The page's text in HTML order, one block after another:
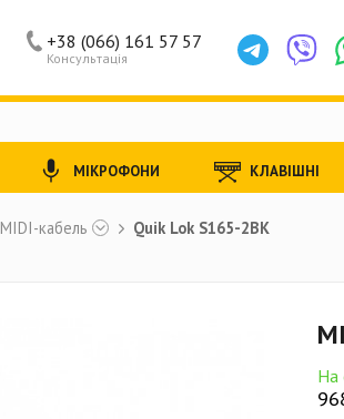
MIDI-кабель Quik Lok S165-2BK
На
Консультація
+38 (066) 161 57 57
МІКРОФОНИ КЛАВІШНІ